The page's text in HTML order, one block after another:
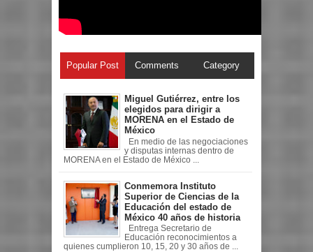
Popular Post Comments Category
Miguel Gutiérrez, entre los
elegidos para dirigir a
MORENA en el Estado de
México
En medio de las negociaciones
y disputas internas dentro de
MORENA en el Estado de México ...
Conmemora Instituto
Superior de Ciencias de la
Educación del estado de
México 40 años de historia
Entrega Secretario de
Educación reconocimientos a
quienes cumplieron 10, 15, 20 y 30 años de ...